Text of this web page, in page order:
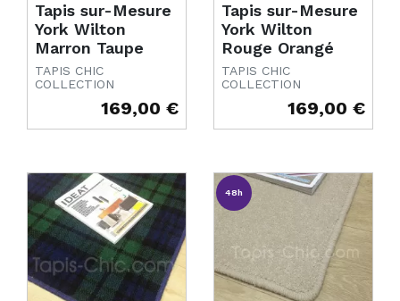
Tapis sur-Mesure
York Wilton
Marron Taupe
TAPIS CHIC
COLLECTION
169,00 €
Tapis sur-Mesure
York Wilton
Rouge Orangé
TAPIS CHIC
COLLECTION
169,00 €
48h